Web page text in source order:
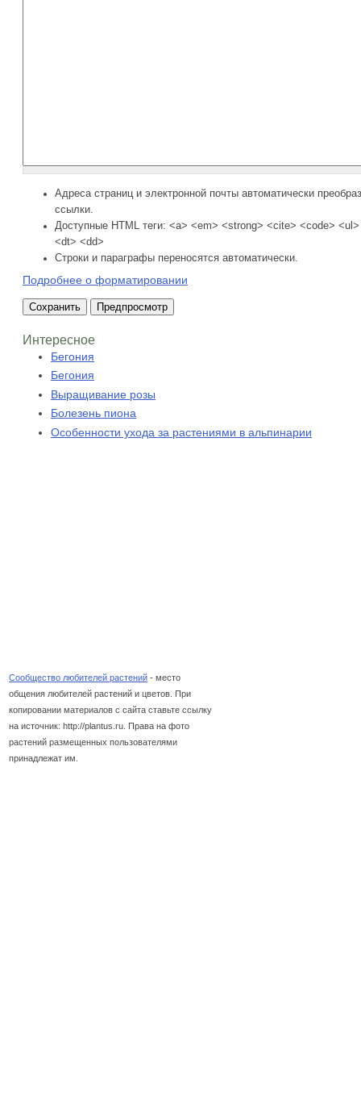
Адреса страниц и электронной почты автоматически
ссылки.
Доступные HTML теги: <a> <em> <strong> <cite> <code>
<dt> <dd>
Строки и параграфы переносятся автоматически.
Подробнее о форматировании
Интересное
Бегония
Бегония
Выращивание розы
Болезень пиона
Особенности ухода за растениями в альпинарии
Сообщество любителей растений - место
общения любителей растений и цветов. При
копировании материалов с сайта ставьте ссылку
на источник: http://plantus.ru. Права на фото
растений размещенных пользователями
принадлежат им.